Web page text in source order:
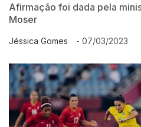
Afirmação foi dada pela
Moser
Jéssica Gomes - 07/03/2023